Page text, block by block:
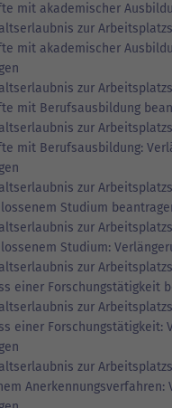
mit akademischer
zur
mit akademischer
zur
mit Berufsausbildung
zur
mit Berufsausbildung:
zur
Studium
zur
Studium:
zur
einer Forschungstätigkeit
zur
einer Forschungstätigkeit:
zur
Anerkennungsverfahren: